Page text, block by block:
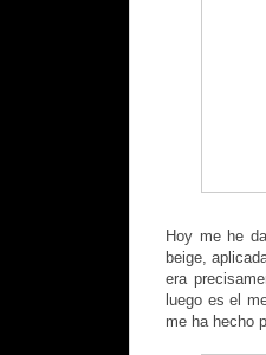
Hoy me he
beige,
era
luego es el
me ha hecho